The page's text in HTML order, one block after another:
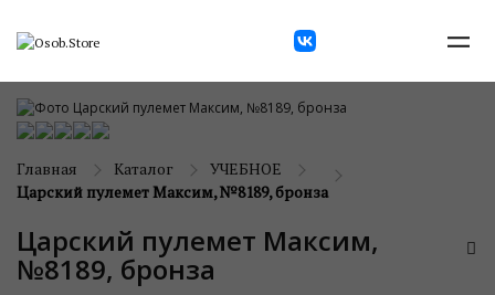
Главная Каталог
УЧЕБНОЕ
Царский пулемет Максим, №8189, бронза
Царский пулемет Максим,
№8189, бронза